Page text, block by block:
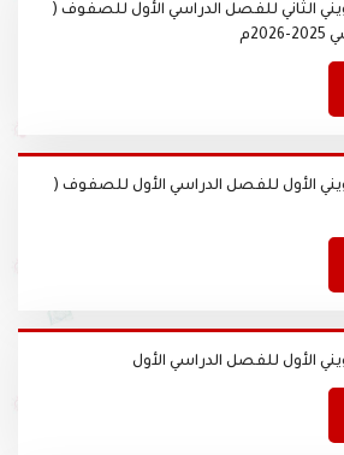
الثاني للفصل الدراسي الأول للصفوف (
الأول للفصل الدراسي الأول للصفوف (
الأول للفصل الدراسي الأول